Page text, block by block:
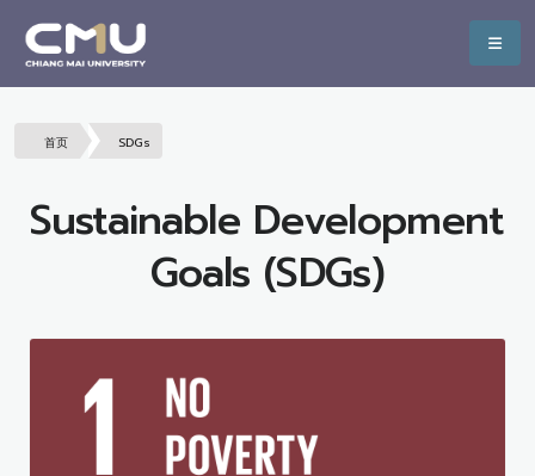
首页 SDGs
Sustainable Development
Goals (SDGs)